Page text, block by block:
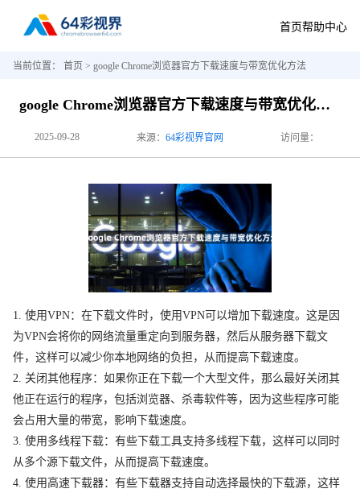
首页帮助中心
当前位置： 首页 > google Chrome浏览器官方下载速度与带宽优化方法
google Chrome浏览器官方下载速度与带宽优化方法
2025-09-28 来源： 64彩视界官网 访问量：
1. 使用VPN：在下载文件时，使用VPN可以增加下载速度。这是因
为VPN会将你的网络流量重定向到服务器，然后从服务器下载文
件，这样可以减少你本地网络的负担，从而提高下载速度。
2. 关闭其他程序：如果你正在下载一个大型文件，那么最好关闭其
他正在运行的程序，包括浏览器、杀毒软件等，因为这些程序可能
会占用大量的带宽，影响下载速度。
3. 使用多线程下载：有些下载工具支持多线程下载，这样可以同时
从多个源下载文件，从而提高下载速度。
4. 使用高速下载器：有些下载器支持自动选择最快的下载源，这样